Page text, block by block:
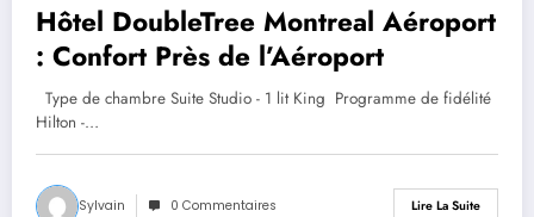
Hôtel DoubleTree Montreal Aéroport
: Confort Près de l’Aéroport
Type de chambre Suite Studio - 1 lit King Programme de fidélité
Hilton -…
Sylvain 0 Commentaires Lire La Suite